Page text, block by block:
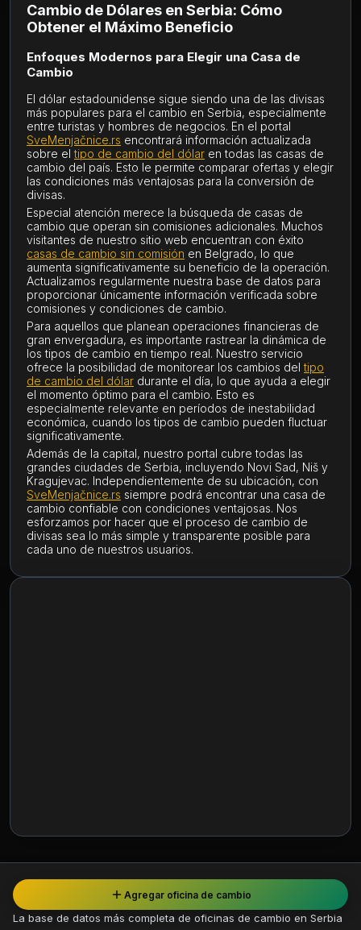
Cambio de Dólares en Serbia: Cómo
Obtener el Máximo Beneficio
Enfoques Modernos para Elegir una Casa de
Cambio
El dólar estadounidense sigue siendo una de las divisas
más populares para el cambio en Serbia, especialmente
entre turistas y hombres de negocios. En el portal
SveMenjačnice.rs encontrará información actualizada
sobre el tipo de cambio del dólar en todas las casas de
cambio del país. Esto le permite comparar ofertas y elegir
las condiciones más ventajosas para la conversión de
divisas.
Especial atención merece la búsqueda de casas de
cambio que operan sin comisiones adicionales. Muchos
visitantes de nuestro sitio web encuentran con éxito
casas de cambio sin comisión en Belgrado, lo que
aumenta significativamente su beneficio de la operación.
Actualizamos regularmente nuestra base de datos para
proporcionar únicamente información verificada sobre
comisiones y condiciones de cambio.
Para aquellos que planean operaciones financieras de
gran envergadura, es importante rastrear la dinámica de
los tipos de cambio en tiempo real. Nuestro servicio
ofrece la posibilidad de monitorear los cambios del tipo
de cambio del dólar durante el día, lo que ayuda a elegir
el momento óptimo para el cambio. Esto es
especialmente relevante en períodos de inestabilidad
económica, cuando los tipos de cambio pueden fluctuar
significativamente.
Además de la capital, nuestro portal cubre todas las
grandes ciudades de Serbia, incluyendo Novi Sad, Niš y
Kragujevac. Independientemente de su ubicación, con
SveMenjačnice.rs siempre podrá encontrar una casa de
cambio confiable con condiciones ventajosas. Nos
esforzamos por hacer que el proceso de cambio de
divisas sea lo más simple y transparente posible para
cada uno de nuestros usuarios.
La base de datos más completa de oficinas de cambio en Serbia
Agregar oficina de cambio